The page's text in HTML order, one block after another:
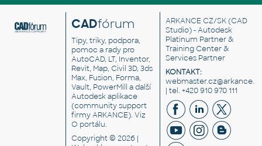
CADfórum
Tipy, triky, podpora,
pomoc a rady pro
AutoCAD, LT, Inventor,
Revit, Map, Civil 3D, 3ds
Max, Fusion, Forma,
Vault, PowerMill a další
Autodesk aplikace
(community support
firmy ARKANCE). Viz
O portálu.
Copyright © 2026 |
ARKANCE CZ/SK(CAD
Studio) - Autodesk
Platinum Partner &
Training Center &
Services Partner
KONTAKT:
| tel. +420 910 970 111